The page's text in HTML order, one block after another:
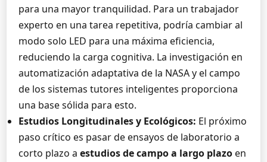
para una mayor tranquilidad. Para un trabajador
experto en una tarea repetitiva, podría cambiar al
modo solo LED para una máxima eficiencia,
reduciendo la carga cognitiva. La investigación en
automatización adaptativa de la NASA y el campo
de los sistemas tutores inteligentes proporciona
una base sólida para esto.
Estudios Longitudinales y Ecológicos: El próximo
paso crítico es pasar de ensayos de laboratorio a
corto plazo a estudios de campo a largo plazoen